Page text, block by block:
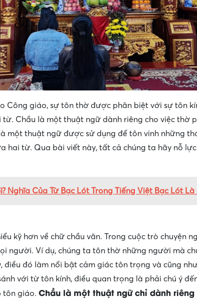
Công giáo, sự tôn thờ được phân biệt với sự tôn
từ. Chầu là một thuật ngữ dành riêng cho việc thờ
một thuật ngữ được sử dụng để tôn vinh những
hai từ. Qua bài viết này, tất cả chúng ta hãy nỗ
Nghĩa Của Từ Bạc Lót Trong Tiếng Việt Bạc Lót Là
kỹ hơn về chữ chầu văn. Trong cuộc trò chuyện
người. Ví dụ, chúng ta tôn thờ những người mà
điều đó làm nổi bật cảm giác tôn trọng và cũng
với từ tôn kính, điều quan trọng là phải chú ý
tôn giáo. Chầu là một thuật ngữ chỉ dành